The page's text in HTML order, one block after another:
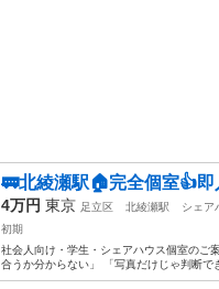
🚃北綾瀬駅🏠完全個室👍
4万円 東京 足立区 北綾瀬駅
シェア
初期
社会人向け・学生・シェアハウス個室のご
合うか分からない」 「写真だけじゃ判断で